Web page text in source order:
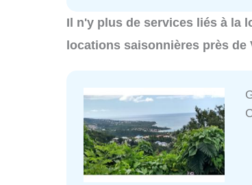
Il n'y plus de services liés à la
locations saisonnières près